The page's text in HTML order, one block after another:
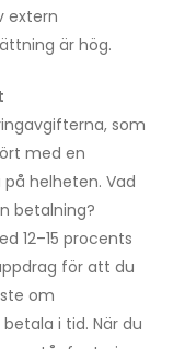
extern
är hög.
som
med en
helheten. Vad
betalning?
12–15 procents
för att du
om
i tid. När du